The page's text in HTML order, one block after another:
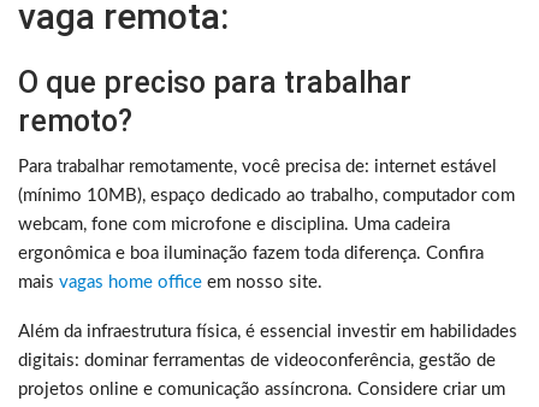
vaga remota:
O que preciso para trabalhar
remoto?
Para trabalhar remotamente, você precisa de: internet estável
(mínimo 10MB), espaço dedicado ao trabalho, computador com
webcam, fone com microfone e disciplina. Uma cadeira
ergonômica e boa iluminação fazem toda diferença. Confira
mais vagas home office em nosso site.
Além da infraestrutura física, é essencial investir em habilidades
digitais: dominar ferramentas de videoconferência, gestão de
projetos online e comunicação assíncrona. Considere criar um